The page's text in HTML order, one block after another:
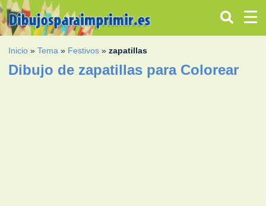
Inicio »Tema » Festivos »zapatillas
Dibujo de zapatillas para Colorear